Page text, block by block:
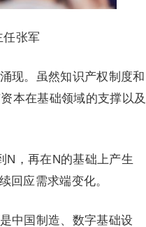
任张军
现。虽然知识产权制度和
本在基础领域的支撑以及
N，再在N的基础上产生
回应需求端变化。
中国制造、数字基础设